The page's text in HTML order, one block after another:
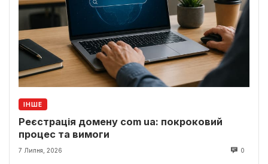
ІНШЕ
Реєстрація домену com ua: покроковий
процес та вимоги
7 Липня, 2026 0